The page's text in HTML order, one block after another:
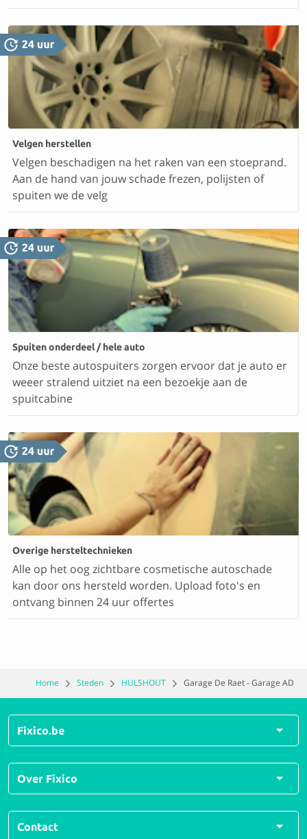
Velgen herstellen
Velgen beschadigen na het raken van een stoeprand.
Aan de hand van jouw schade frezen, polijsten of
spuiten we de velg
Spuiten onderdeel / hele auto
Onze beste autospuiters zorgen ervoor dat je auto er
weeer stralend uitziet na een bezoekje aan de
spuitcabine
Overige hersteltechnieken
Alle op het oog zichtbare cosmetische autoschade
kan door ons hersteld worden. Upload foto's en
ontvang binnen 24 uur offertes
Home Steden HULSHOUT Garage De Raet - Garage AD
Fixico.be
Alle herstellingen
Alle soorten schades
Veelgestelde vragen
Hoe werkt Fixico?
Over Fixico
Over ons
Contact